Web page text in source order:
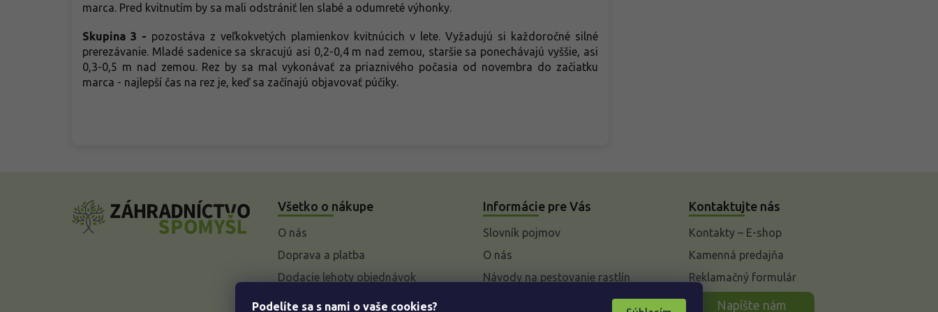
Podelíte sa s nami o vaše cookies?
marca. Pred kvitnutím by sa mali odstrániť len slabé a odumreté výhonky.
Skupina 3 - pozostáva z veľkokvetých plamienkov kvitnúcich v lete. Vyžadujú si každoročné silné
prerezávanie. Mladé sadenice sa skracujú asi 0,2-0,4 m nad zemou, staršie sa ponechávajú vyššie, asi
0,3-0,5 m nad zemou. Rez by sa mal vykonávať za priaznivého počasia od novembra do začiatku
marca - najlepší čas na rez je, keď sa začínajú objavovať púčiky.
Všetko o nákupe
O nás
Doprava a platba
Dodacie lehoty objednávok
Vysvetlivky k parametrom a
Informácie pre Vás
Slovník pojmov
O nás
Návody na pestovanie rastlín
Kontaktujte nás
Kontakty – E-shop
Kamenná predajňa
Reklamačný formulár
Napíšte nám